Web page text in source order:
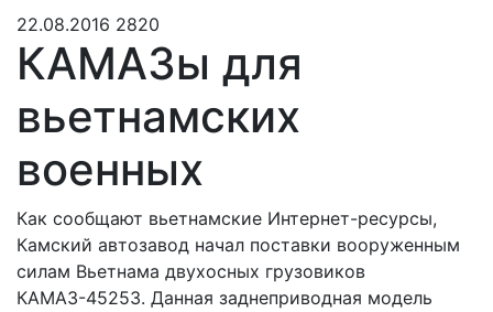
22.08.2016 2820
КАМАЗы для
вьетнамских
военных
Как сообщают вьетнамские Интернет-ресурсы,
Камский автозавод начал поставки вооруженным
силам Вьетнама двухосных грузовиков
КАМАЗ-45253. Данная заднеприводная модель